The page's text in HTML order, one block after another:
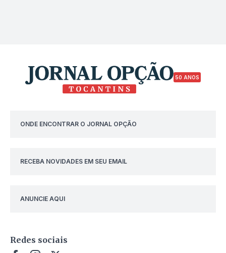
50 ANOS
ONDE ENCONTRAR O JORNAL OPÇÃO
RECEBA NOVIDADES EM SEU EMAIL
ANUNCIE AQUI
Redes sociais